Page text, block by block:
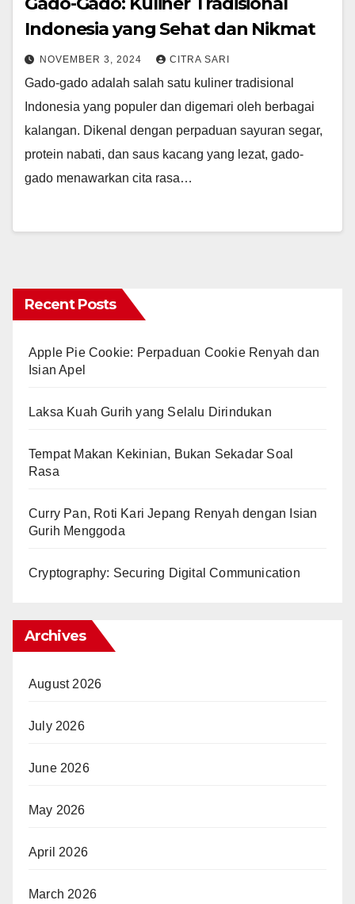
Indonesia yang Sehat dan Nikmat
NOVEMBER 3, 2024 CITRA SARI
Gado-gado adalah salah satu kuliner tradisional
Indonesia yang populer dan digemari oleh berbagai
kalangan. Dikenal dengan perpaduan sayuran segar,
protein nabati, dan saus kacang yang lezat, gado-
gado menawarkan cita rasa…
Recent Posts
Apple Pie Cookie: Perpaduan Cookie Renyah dan
Isian Apel
Laksa Kuah Gurih yang Selalu Dirindukan
Tempat Makan Kekinian, Bukan Sekadar Soal
Rasa
Curry Pan, Roti Kari Jepang Renyah dengan Isian
Gurih Menggoda
Cryptography: Securing Digital Communication
Archives
August 2026
July 2026
June 2026
May 2026
April 2026
March 2026